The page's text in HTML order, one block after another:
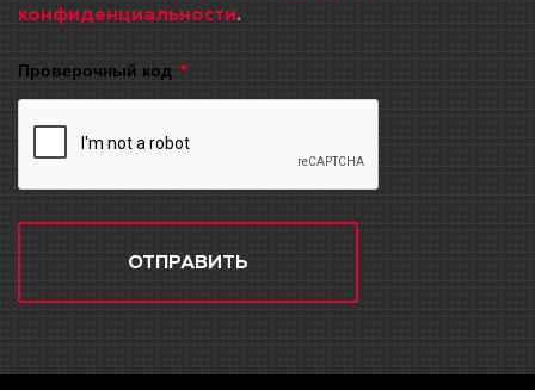
конфиденциальности.
Проверочный код
ОТПРАВИТЬ